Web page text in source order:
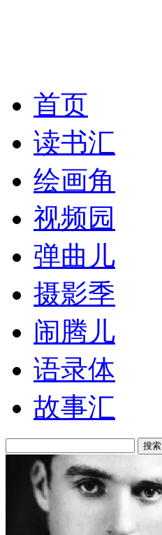
首页
读书汇
绘画角
视频园
弹曲儿
摄影季
闹腾儿
语录体
故事汇
搜索